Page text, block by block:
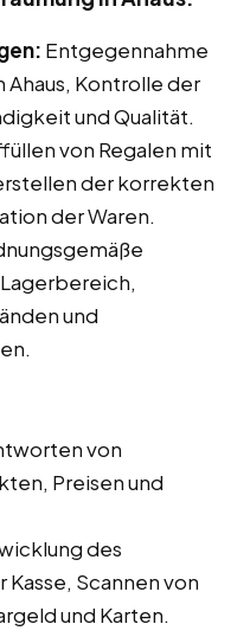
Entgegennahme
Ahaus, Kontrolle der
und Qualität.
von Regalen mit
der korrekten
der Waren.
und
von
Preisen und
des
Kasse, Scannen von
und Karten.